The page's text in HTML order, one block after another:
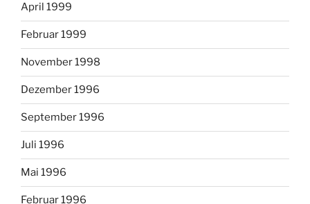
April 1999
Februar 1999
November 1998
Dezember 1996
September 1996
Juli 1996
Mai 1996
Februar 1996